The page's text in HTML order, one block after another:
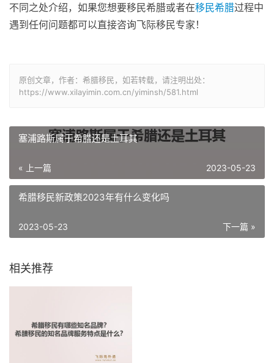
不同之处介绍，如果您想要移民希腊或者在移民希腊过程中
遇到任何问题都可以直接咨询飞际移民专家！
原创文章，作者：希腊移民，如若转载，请注明出处：
https://www.xilayimin.com.cn/yiminsh/581.html
塞浦路斯属于希腊还是土耳其
« 上一篇 2023-05-23
希腊移民新政策2023年有什么变化吗
下一篇 »
2023-05-23
相关推荐